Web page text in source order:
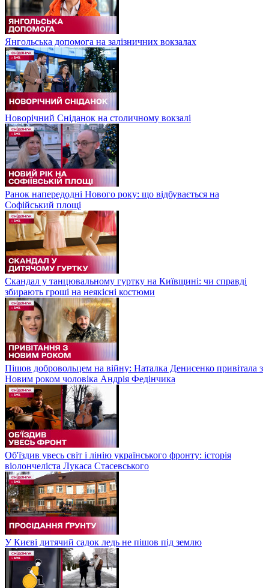
Янгольська допомога на залізничних вокзалах
Новорічний Сніданок на столичному вокзалі
Ранок напередодні Нового року: що відбувається на
Софійський площі
Скандал у танцювальному гуртку на Київщині: чи справді
збирають гроші на неякісні костюми
Пішов добровольцем на війну: Наталка Денисенко привітала з
Новим роком чоловіка Андрія Федінчика
Об'їздив увесь світ і лінію українського фронту: історія
віолончеліста Лукаса Стасевського
У Києві дитячий садок ледь не пішов під землю